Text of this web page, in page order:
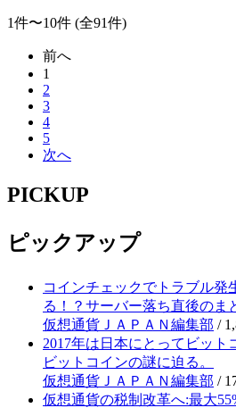
1件〜10件 (全91件)
前へ
1
2
3
4
5
次へ
PICKUP
ピックアップ
コインチェックでトラブル発
る！？サーバー落ち直後のま
仮想通貨ＪＡＰＡＮ編集部 /
2017年は日本にとってビット
ビットコインの謎に迫る。
仮想通貨ＪＡＰＡＮ編集部 /
仮想通貨の税制改革へ:最大